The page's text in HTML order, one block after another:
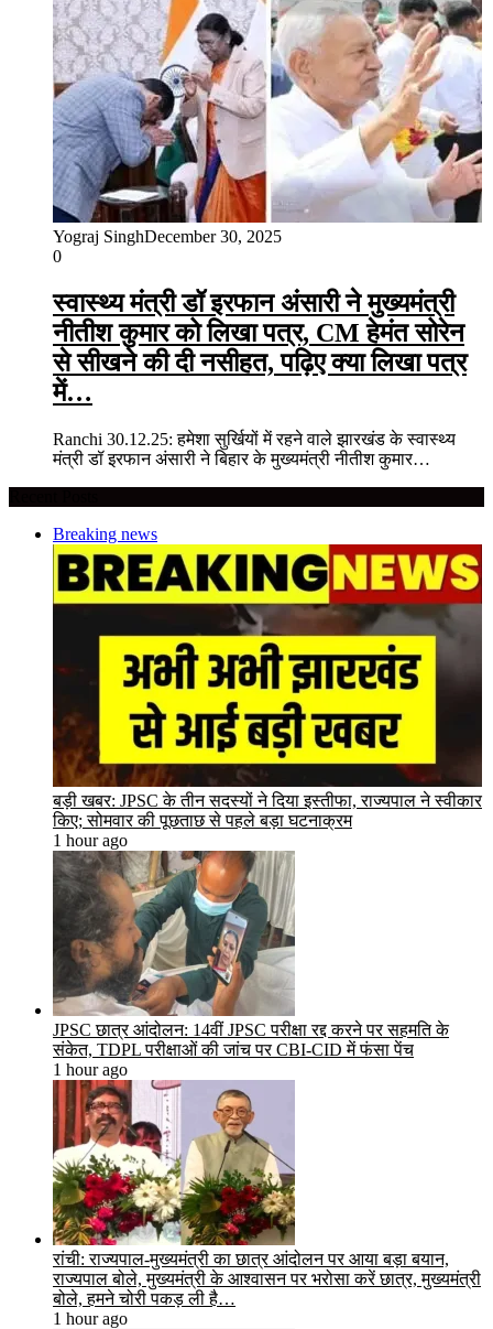
Yograj SinghDecember 30, 2025
0
स्वास्थ्य मंत्री डॉ इरफान अंसारी ने मुख्यमंत्री
नीतीश कुमार को लिखा पत्र, CM हेमंत सोरेन
से सीखने की दी नसीहत, पढ़िए क्या लिखा पत्र
में…
Ranchi 30.12.25: हमेशा सुर्खियों में रहने वाले झारखंड के स्वास्थ्य
मंत्री डॉ इरफान अंसारी ने बिहार के मुख्यमंत्री नीतीश कुमार…
Breaking news
बड़ी खबर: JPSC के तीन सदस्यों ने दिया इस्तीफा, राज्यपाल ने स्वीकार
किए; सोमवार की पूछताछ से पहले बड़ा घटनाक्रम
1 hour ago
JPSC छात्र आंदोलन: 14वीं JPSC परीक्षा रद्द करने पर सहमति के
संकेत, TDPL परीक्षाओं की जांच पर CBI-CID में फंसा पेंच
1 hour ago
रांची: राज्यपाल-मुख्यमंत्री का छात्र आंदोलन पर आया बड़ा बयान,
राज्यपाल बोले, मुख्यमंत्री के आश्वासन पर भरोसा करें छात्र, मुख्यमंत्री
बोले, हमने चोरी पकड़ ली है…
1 hour ago